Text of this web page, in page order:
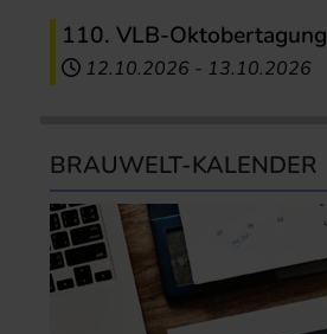
110. VLB-Oktobertagung
12.10.2026 - 13.10.2026
BRAUWELT-KALENDER